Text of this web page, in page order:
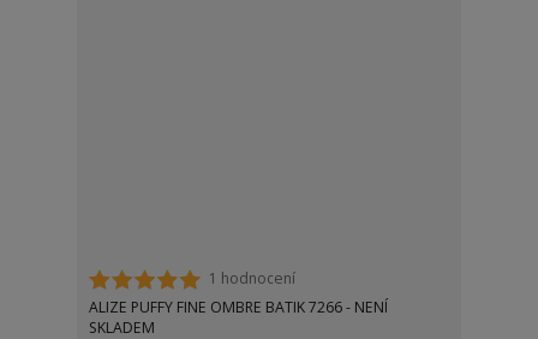
1 hodnocení
ALIZE PUFFY FINE OMBRE BATIK 7266 - NENÍ
SKLADEM